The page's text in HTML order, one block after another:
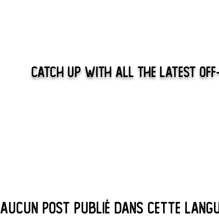
Catch Up With All The Latest
Aucun post publié dans cette